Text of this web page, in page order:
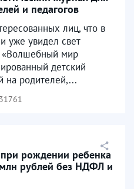
и педагогов
лиц, что в
уже увидел свет
«Волшебный мир
детский
на родителей,...
рождении ребенка
рублей без НДФЛ и